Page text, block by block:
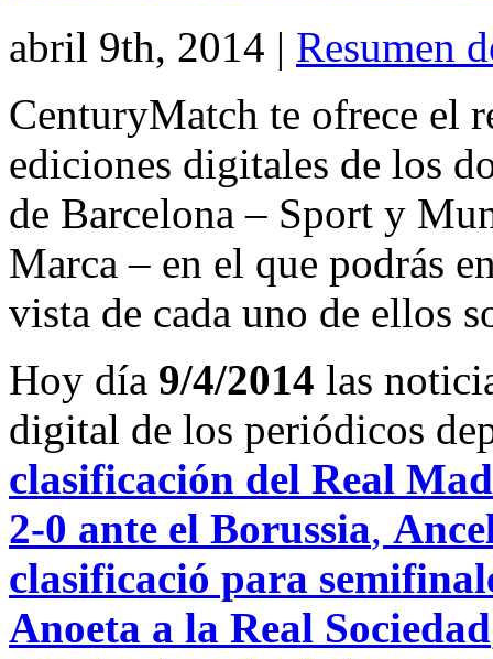
abril 9th, 2014 | Resumen
CenturyMatch te ofrece el
ediciones digitales de los
de Barcelona – Sport y
Marca – en el que podrás
vista de cada uno de ellos
Hoy día 9/4/2014 las
digital de los periódicos
clasificación del Real
2-0 ante el Borussia,
clasificació para
Anoeta a la Real Sociedad